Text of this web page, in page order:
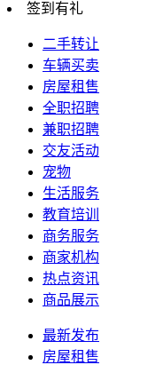
签到有礼
二手转让
车辆买卖
房屋租售
全职招聘
兼职招聘
交友活动
宠物
生活服务
教育培训
商务服务
商家机构
热点资讯
商品展示
最新发布
房屋租售